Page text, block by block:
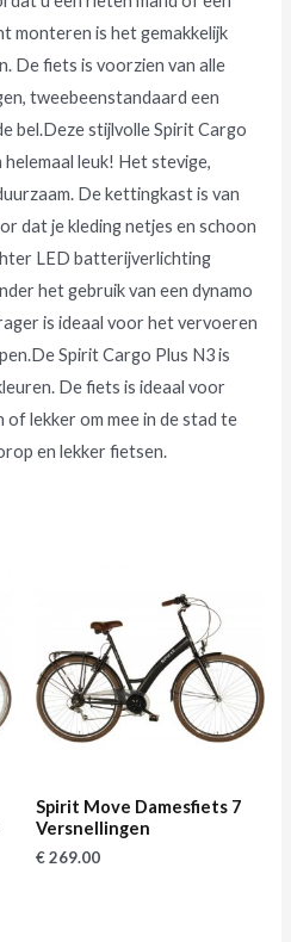
monteren is het gemakkelijk
De fiets is voorzien van alle
tweebeenstandaard een
bel.Deze stijlvolle Spirit Cargo
leuk! Het stevige,
De kettingkast is van
dat je kleding netjes en schoon
LED batterijverlichting
het gebruik van een dynamo
is ideaal voor het vervoeren
Spirit Cargo Plus N3 is
De fiets is ideaal voor
of lekker om mee in de stad te
en lekker fietsen.
Spirit Move Damesfiets 7
Versnellingen
€269.00